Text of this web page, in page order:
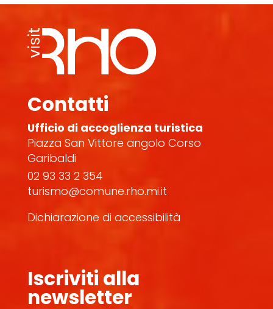
Contatti
Ufficio di accoglienza turistica
Piazza San Vittore angolo Corso
Garibaldi
02 93 33 2 354
turismo@comune.rho.mi.it
Dichiarazione di accessibilità
Iscriviti alla
newsletter